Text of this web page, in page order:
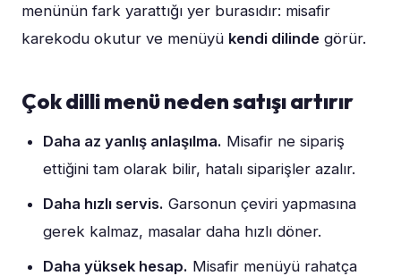
menünün fark yarattığı yer burasıdır: misafir
karekodu okutur ve menüyü kendi dilinde görür.
Çok dilli menü neden satışı artırır
Daha az yanlış anlaşılma. Misafir ne sipariş
ettiğini tam olarak bilir, hatalı siparişler azalır.
Daha hızlı servis. Garsonun çeviri yapmasına
gerek kalmaz, masalar daha hızlı döner.
Daha yüksek hesap. Misafir menüyü rahatça